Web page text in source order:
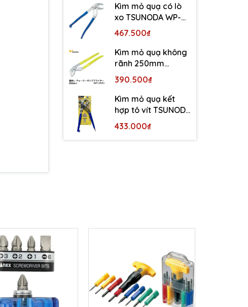
Kìm mỏ quạ có lò
xo TSUNODA WP-
250SS
467.500₫
Kìm mỏ quạ không
rãnh 250mm
TSUNODA WP-250S
390.500₫
Kìm mỏ quạ kết
hợp tô vít TSUNODA
WP-200DS
433.000₫